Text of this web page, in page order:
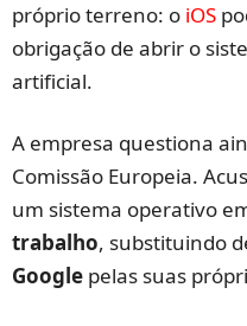
próprio terreno: o iOS
obrigação de abrir o
artificial.
A empresa questiona
Comissão Europeia.
um sistema operativo
trabalho, substituindo
Google pelas suas